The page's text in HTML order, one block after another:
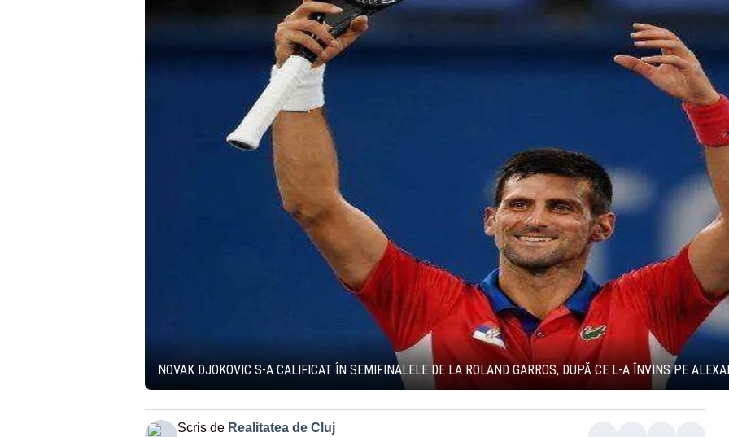
NOVAK DJOKOVIC S-A CALIFICAT ÎN SEMIFINALELE DE LA ROLAND GARROS, DUPĂ CE L-A ÎNVINS PE
Scris de Realitatea de Cluj